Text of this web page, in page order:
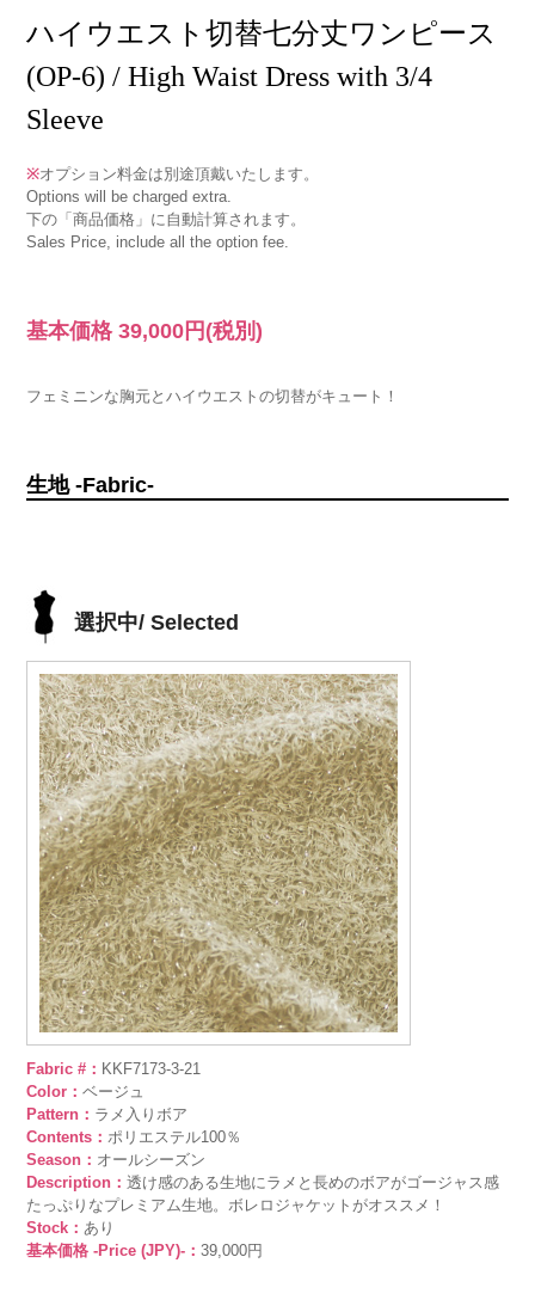
ハイウエスト切替七分丈ワンピース
(OP-6) / High Waist Dress with 3/4
Sleeve
※オプション料金は別途頂戴いたします。
Options will be charged extra.
下の「商品価格」に自動計算されます。
Sales Price, include all the option fee.
基本価格39,000円 (税別)
フェミニンな胸元とハイウエストの切替がキュート！
生地 -Fabric-
選択中/ Selected
Fabric #： KKF7173-3-21
Color：ベージュ
Pattern： ラメ入りボア
Contents：ポリエステル100％
Season： オールシーズン
Description：透け感のある生地にラメと長めのボアがゴージャス感
たっぷりなプレミアム生地。ボレロジャケットがオススメ！
Stock：あり
基本価格 -Price (JPY)-：39,000円